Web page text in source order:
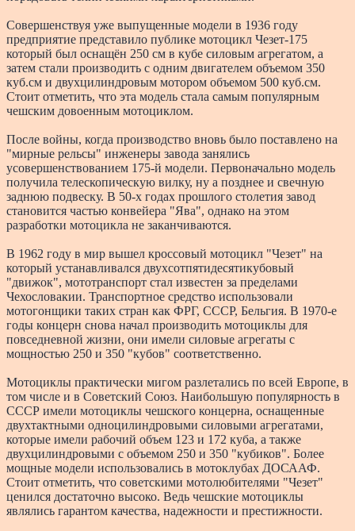
Совершенствуя уже выпущенные модели в 1936 году
предприятие представило публике мотоцикл Чезет-175
который был оснащён 250 см в кубе силовым агрегатом, а
затем стали производить с одним двигателем объемом 350
куб.см и двухцилиндровым мотором объемом 500 куб.см.
Стоит отметить, что эта модель стала самым популярным
чешским довоенным мотоциклом.
После войны, когда производство вновь было поставлено на
"мирные рельсы" инженеры завода занялись
усовершенствованием 175-й модели. Первоначально модель
получила телескопическую вилку, ну а позднее и свечную
заднюю подвеску. В 50-х годах прошлого столетия завод
становится частью конвейера "Ява", однако на этом
разработки мотоцикла не заканчиваются.
В 1962 году в мир вышел кроссовый мотоцикл "Чезет" на
который устанавливался двухсотпятидесятикубовый
"движок", мототранспорт стал известен за пределами
Чехословакии. Транспортное средство использовали
мотогонщики таких стран как ФРГ, СССР, Бельгия. В 1970-е
годы концерн снова начал производить мотоциклы для
повседневной жизни, они имели силовые агрегаты с
мощностью 250 и 350 "кубов" соответственно.
Мотоциклы практически мигом разлетались по всей Европе, в
том числе и в Советский Союз. Наибольшую популярность в
СССР имели мотоциклы чешского концерна, оснащенные
двухтактными одноцилиндровыми силовыми агрегатами,
которые имели рабочий объем 123 и 172 куба, а также
двухцилиндровыми с объемом 250 и 350 "кубиков". Более
мощные модели использовались в мотоклубах ДОСААФ.
Стоит отметить, что советскими мотолюбителями "Чезет"
ценился достаточно высоко. Ведь чешские мотоциклы
являлись гарантом качества, надежности и престижности.